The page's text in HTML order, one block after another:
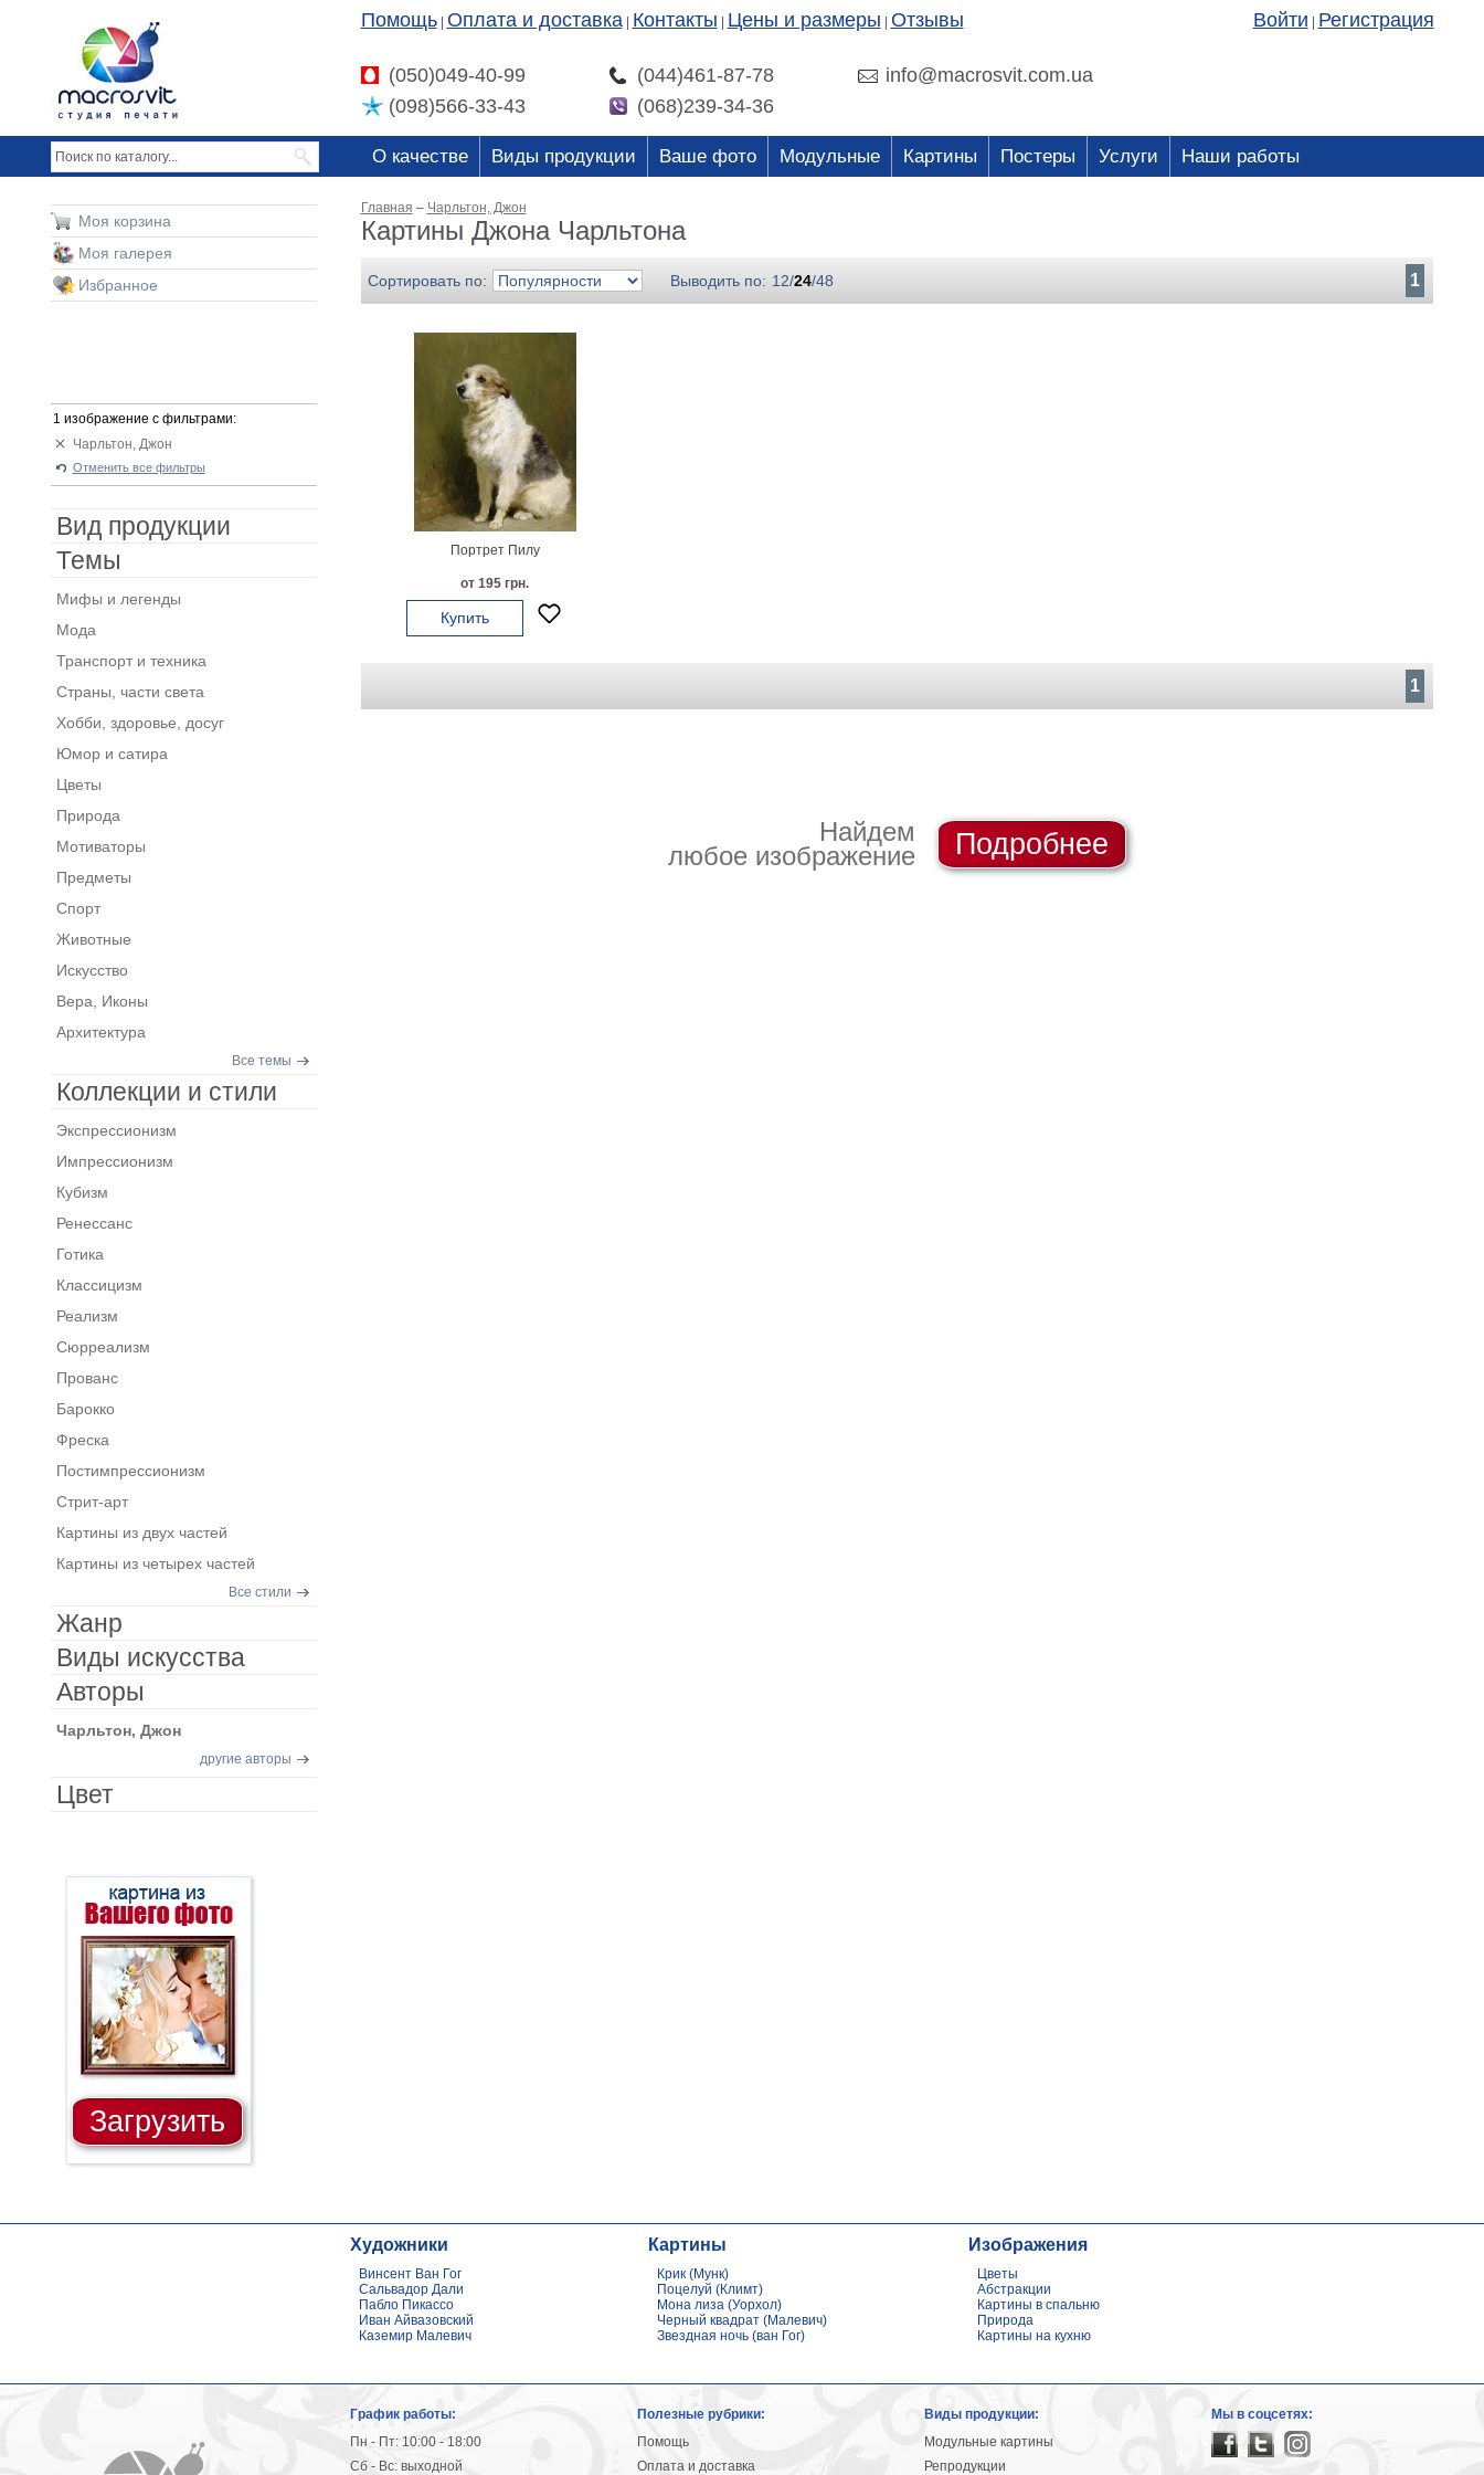
Помощь Оплата и доставка Контакты Цены и размеры Отзывы Войти Регистрация
(050)049-40-99 (044)461-87-78
info@macrosvit.com.ua
(098)566-33-43
(068)239-34-36
О качестве Виды продукции Ваше фото Модульные Картины Постеры Услуги Наши работы
Главная – Чарльтон, Джон
Картины Джона Чарльтона
Сортировать по: Выводить по: 12/24/48 1
Портрет Пилу
от 195 грн.
Купить
1
Найдем
любое изображение
Подробнее
Моя корзина
Моя галерея
Избранное
1 изображение с фильтрами:
Чарльтон, Джон
Отменить все фильтры
Вид продукции
Темы
Мифы и легенды
Мода
Транспорт и техника
Страны, части света
Хобби, здоровье, досуг
Юмор и сатира
Цветы
Природа
Мотиваторы
Предметы
Спорт
Животные
Искусство
Вера, Иконы
Архитектура
Все темы
Коллекции и стили
Экспрессионизм
Импрессионизм
Кубизм
Ренессанс
Готика
Классицизм
Реализм
Сюрреализм
Прованс
Барокко
Фреска
Постимпрессионизм
Стрит-арт
Картины из двух частей
Картины из четырех частей
Все стили
Жанр
Виды искусства
Авторы
Чарльтон, Джон
другие авторы
Цвет
Загрузить
Художники
Винсент Ван Гог
Сальвадор Дали
Пабло Пикассо
Иван Айвазовский
Каземир Малевич
Картины
Крик (Мунк)
Поцелуй (Климт)
Мона лиза (Уорхол)
Черный квадрат (Малевич)
Звездная ночь (ван Гог)
Изображения
Цветы
Абстракции
Картины в спальню
Природа
Картины на кухню
График работы:
Пн - Пт: 10:00 - 18:00
Сб - Вс: выходной
Полезные рубрики:
Помощь
Оплата и доставка
Виды продукции:
Модульные картины
Репродукции
Мы в соцсетях: